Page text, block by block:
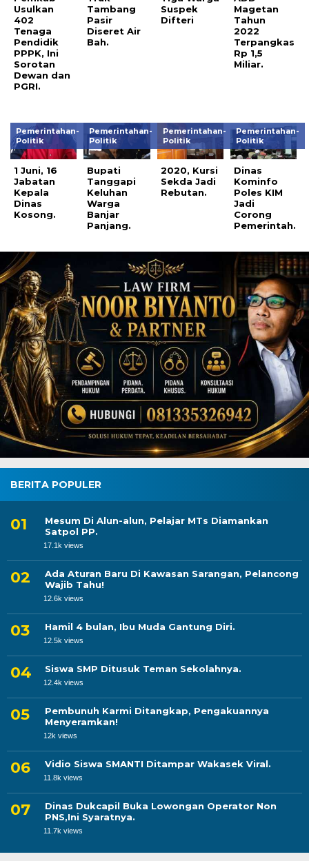
Usulkan
402
Tenaga
Pendidik
PPPK, Ini
Sorotan
Dewan dan
PGRI.
Tambang
Pasir
Diseret Air
Bah.
Suspek
Difteri
Magetan
Tahun
2022
Terpangkas
Rp 1,5
Miliar.
Pemerintahan-
Politik
1 Juni, 16
Jabatan
Kepala
Dinas
Kosong.
Pemerintahan-
Politik
Bupati
Tanggapi
Keluhan
Warga
Banjar
Panjang.
Pemerintahan-
Politik
2020, Kursi
Sekda Jadi
Rebutan.
Pemerintahan-
Politik
Dinas
Kominfo
Poles KIM
Jadi
Corong
Pemerintah.
BERITA POPULER
Mesum Di Alun-alun, Pelajar MTs Diamankan
Satpol PP.
17.1k views
Ada Aturan Baru Di Kawasan Sarangan, Pelancong
Wajib Tahu!
12.6k views
Hamil 4 bulan, Ibu Muda Gantung Diri.
12.5k views
Siswa SMP Ditusuk Teman Sekolahnya.
12.4k views
Pembunuh Karmi Ditangkap, Pengakuannya
Menyeramkan!
12k views
Vidio Siswa SMANTI Ditampar Wakasek Viral.
11.8k views
Dinas Dukcapil Buka Lowongan Operator Non
PNS,Ini Syaratnya.
11.7k views